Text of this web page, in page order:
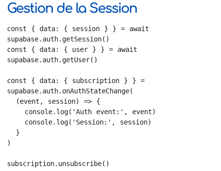
Gestion de la Session
const { data: { session } } = await
supabase.auth.getSession()
const { data: { user } } = await
supabase.auth.getUser()
const { data: { subscription } } =
supabase.auth.onAuthStateChange(
)
subscription.unsubscribe()